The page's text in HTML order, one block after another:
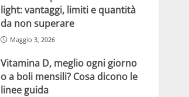
light: vantaggi, limiti e quantità
da non superare
Maggio 3, 2026
Vitamina D, meglio ogni giorno
o a boli mensili? Cosa dicono le
linee guida